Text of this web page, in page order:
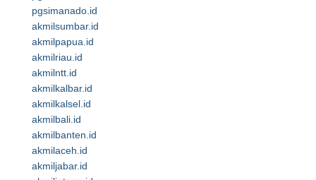
pgsimanado.id
akmilsumbar.id
akmilpapua.id
akmilriau.id
akmilntt.id
akmilkalbar.id
akmilkalsel.id
akmilbali.id
akmilbanten.id
akmilaceh.id
akmiljabar.id